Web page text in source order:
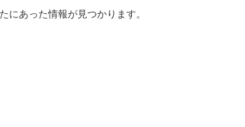
あった情報が見つかります。